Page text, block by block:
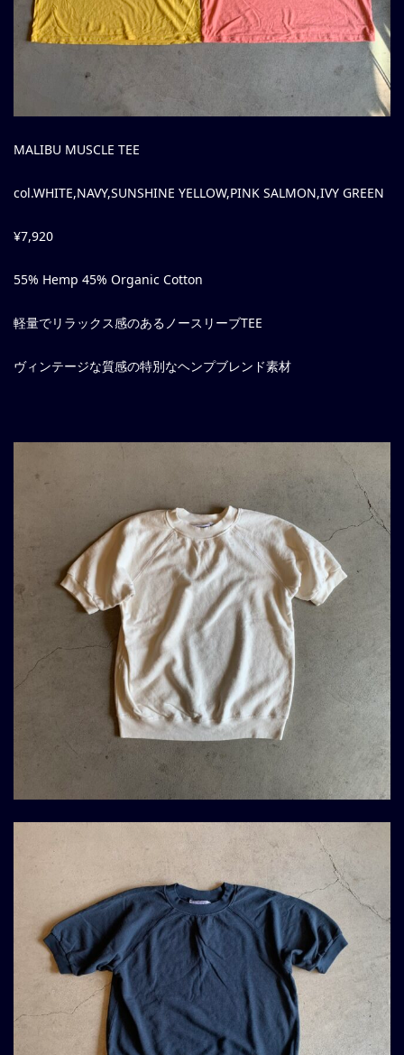
MALIBU MUSCLE TEE
col.WHITE,NAVY,SUNSHINE YELLOW,PINK SALMON,IVY GREEN
¥7,920
55% Hemp 45% Organic Cotton
軽量でリラックス感のあるノースリーブTEE
ヴィンテージな質感の特別なヘンプブレンド素材